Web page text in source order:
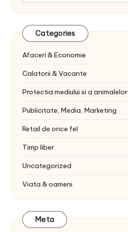
Categories
Afaceri & Economie
Calatorii & Vacante
Protectia mediului si a animalelor
Publicitate, Media, Marketing
Retail de orice fel
Timp liber
Uncategorized
Viata & oameni
Meta